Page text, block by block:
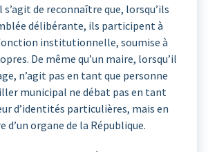
de reconnaître que, lorsqu’ils
délibérante, ils participent à
fonction institutionnelle, soumise à
De même qu’un maire, lorsqu’il
n’agit pas en tant que personne
municipal ne débat pas en tant
d’identités particulières, mais en
d’un organe de la République.